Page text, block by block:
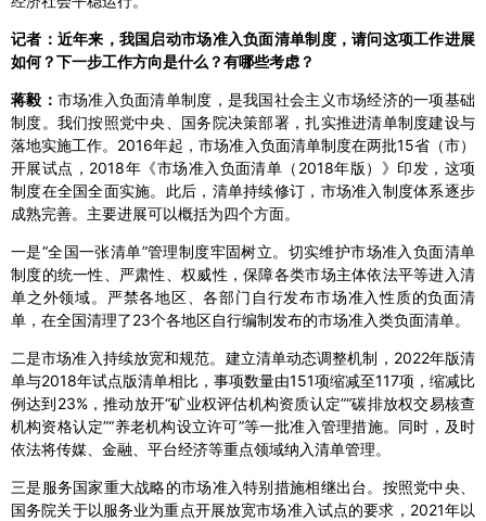
记者：近年来，我国启动市场准入负面清单制度，请问这项工作进展
如何？下一步工作方向是什么？有哪些考虑？
蒋毅： 市场准入负面清单制度，是我国社会主义市场经济的一项基础
制度。我们按照党中央、国务院决策部署，扎实推进清单制度建设与
落地实施工作。2016年起，市场准入负面清单制度在两批15省（市）
开展试点，2018年《市场准入负面清单（2018年版）》印发，这项
制度在全国全面实施。此后，清单持续修订，市场准入制度体系逐步
成熟完善。主要进展可以概括为四个方面。
一是“全国一张清单”管理制度牢固树立。切实维护市场准入负面清单
制度的统一性、严肃性、权威性，保障各类市场主体依法平等进入清
单之外领域。严禁各地区、各部门自行发布市场准入性质的负面清
单，在全国清理了23个各地区自行编制发布的市场准入类负面清单。
二是市场准入持续放宽和规范。建立清单动态调整机制，2022年版清
单与2018年试点版清单相比，事项数量由151项缩减至117项，缩减比
例达到23%，推动放开“矿业权评估机构资质认定”“碳排放权交易核查
机构资格认定”“养老机构设立许可”等一批准入管理措施。同时，及时
依法将传媒、金融、平台经济等重点领域纳入清单管理。
三是服务国家重大战略的市场准入特别措施相继出台。按照党中央、
国务院关于以服务业为重点开展放宽市场准入试点的要求，2021年以